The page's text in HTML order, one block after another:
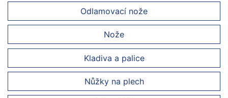
Odlamovací nože
Nože
Kladiva a palice
Nůžky na plech